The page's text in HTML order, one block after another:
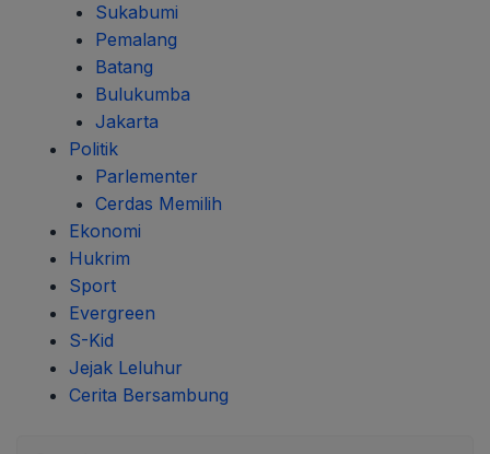
Sukabumi
Pemalang
Batang
Bulukumba
Jakarta
Politik
Parlementer
Cerdas Memilih
Ekonomi
Hukrim
Sport
Evergreen
S-Kid
Jejak Leluhur
Cerita Bersambung